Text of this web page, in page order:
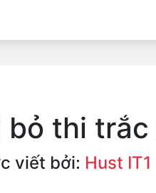
thi
viết bởi: Hust IT1